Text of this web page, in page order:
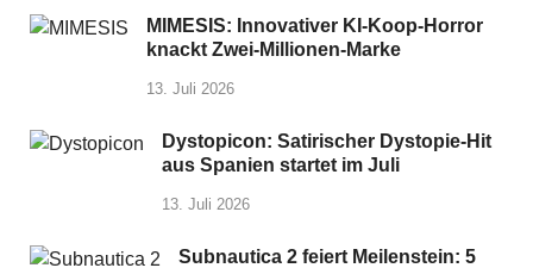
MIMESIS: Innovativer KI-Koop-Horror
knackt Zwei-Millionen-Marke
13. Juli 2026
Dystopicon: Satirischer Dystopie-Hit
aus Spanien startet im Juli
13. Juli 2026
Subnautica 2 feiert Meilenstein: 5